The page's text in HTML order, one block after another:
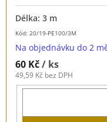
Kód: 20/19-PE100/3M
Délka: 3 m
Na objednávku do 2
60 Kč/ ks
49,59 Kč bez DPH